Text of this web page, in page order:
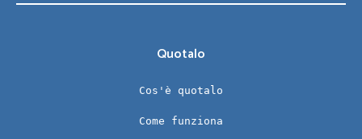
Quotalo
Cos'è quotalo
Come funziona